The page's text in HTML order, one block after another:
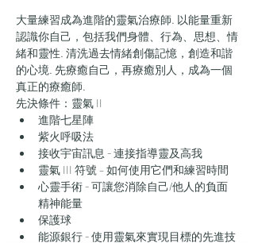
大量練習成為進階的靈氣治療師. 以能量重新
認識你自己，包括我們身體、行為、思想、情
緒和靈性. 清洗過去情緒創傷記憶，創造和諧
的心境. 先療癒自己，再療癒別人，成為一個
真正的療癒師.
先決條件：靈氣 II
進階七星陣
紫火呼吸法
​接收宇宙訊息 - 連接指導靈及高我
靈氣 III 符號 – 如何使用它們和練習時間
心靈手術 - 可讓您消除自己/他人的負面
精神能量
保護球
能源銀行 - 使用靈氣來實現目標的先進技